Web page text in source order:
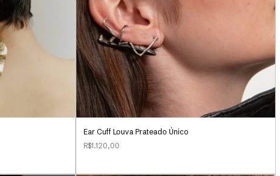
Ear Cuff Louva Prateado Único
R$1.120,00